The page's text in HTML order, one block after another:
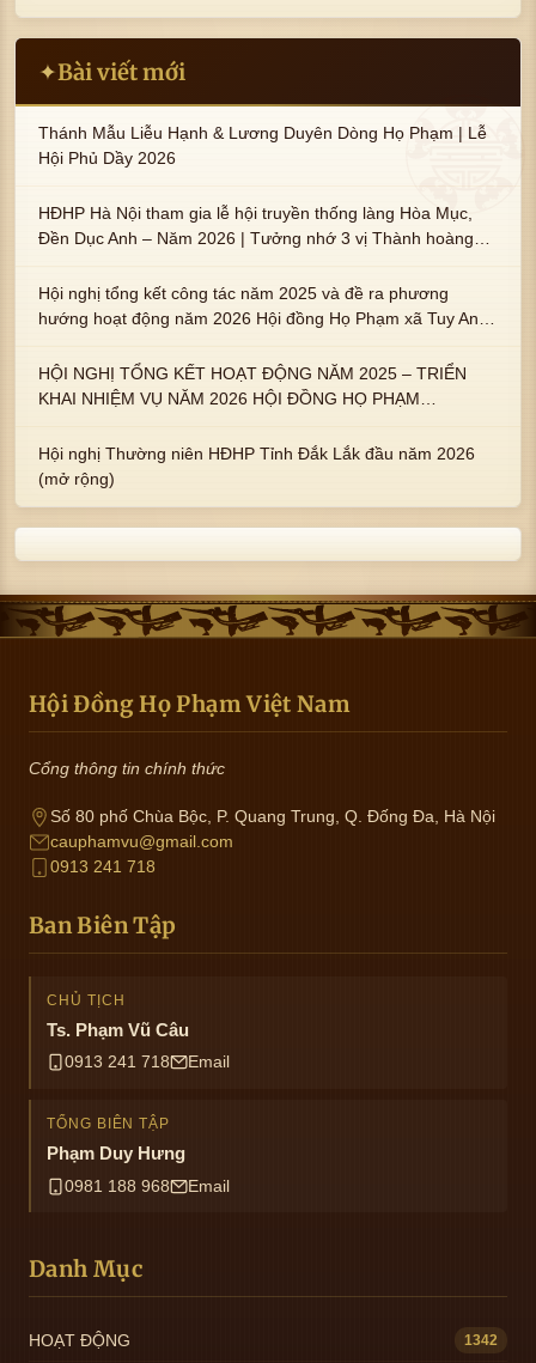
✦Bài viết mới
Thánh Mẫu Liễu Hạnh & Lương Duyên Dòng Họ Phạm | Lễ
Hội Phủ Dầy 2026
HĐHP Hà Nội tham gia lễ hội truyền thống làng Hòa Mục,
Đền Dục Anh – Năm 2026 | Tưởng nhớ 3 vị Thành hoàng
Phạm Huy, Phạm Miện
Hội nghị tổng kết công tác năm 2025 và đề ra phương
hướng hoạt động năm 2026 Hội đồng Họ Phạm xã Tuy An
HỘI NGHỊ TỔNG KẾT HOẠT ĐỘNG NĂM 2025 – TRIỂN
KHAI NHIỆM VỤ NĂM 2026 HỘI ĐỒNG HỌ PHẠM
Hội nghị Thường niên HĐHP Tỉnh Đắk Lắk đầu năm 2026
(mở rộng)
Hội Đồng Họ Phạm Việt Nam
Cổng thông tin chính thức
Số 80 phố Chùa Bộc, P. Quang Trung, Q. Đống Đa, Hà Nội
cauphamvu@gmail.com
0913 241 718
Ban Biên Tập
CHỦ TỊCH
Ts. Phạm Vũ Câu
0913 241 718 Email
TỔNG BIÊN TẬP
Phạm Duy Hưng
0981 188 968 Email
Danh Mục
HOẠT ĐỘNG 1342